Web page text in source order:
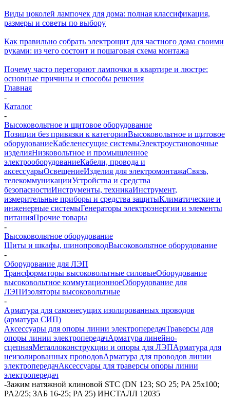
Виды цоколей лампочек для дома: полная классификация,
размеры и советы по выбору
Как правильно собрать электрощит для частного дома своими
руками: из чего состоит и пошаговая схема монтажа
Почему часто перегорают лампочки в квартире и люстре:
основные причины и способы решения
Главная
-
Каталог
-
Высоковольтное и щитовое оборудование
Позиции без привязки к категорииВысоковольтное и щитовое
оборудованиеКабеленесущие системыЭлектроустановочные
изделияНизковольтное и промышленное
электрооборудованиеКабели, провода и
аксессуарыОсвещениеИзделия для электромонтажаСвязь,
телекоммуникацииУстройства и средства
безопасностиИнструменты, техникаИнструмент,
измерительные приборы и средства защитыКлиматические и
инженерные системыГенераторы электроэнергии и элементы
питанияПрочие товары
-
Высоковольтное оборудование
Щиты и шкафы, шинопроводВысоковольтное оборудование
-
Оборудование для ЛЭП
Трансформаторы высоковольтные силовыеОборудование
высоковольтное коммутационноеОборудование для
ЛЭПИзоляторы высоковольтные
-
Арматура для самонесущих изолированных проводов
(арматура СИП)
Аксессуары для опоры линии электропередачТраверсы для
опоры линии электропередачАрматура линейно-
сцепнаяМеталлоконструкции и опоры для ЛЭПАрматура для
неизолированных проводовАрматура для проводов линии
электропередачАксессуары для траверсы опоры линии
электропередач
-Зажим натяжной клиновой STC (DN 123; SO 25; PA 25х100;
PA2/25; ЗАБ 16-25; PA 25) ИНСТАЛЛ 12035